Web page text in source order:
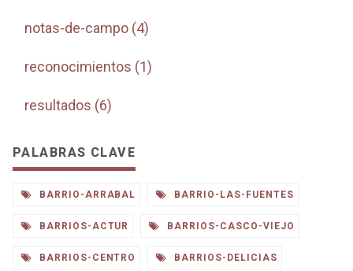
notas-de-campo (4)
reconocimientos (1)
resultados (6)
PALABRAS CLAVE
BARRIO-ARRABAL BARRIO-LAS-FUENTES
BARRIOS-ACTUR BARRIOS-CASCO-VIEJO
BARRIOS-CENTRO BARRIOS-DELICIAS